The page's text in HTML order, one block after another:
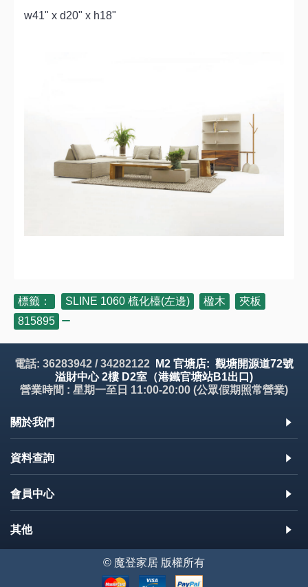
w41" x d20" x h18"
標籤： SLINE 1060 梳化檯(左邊) 楹木 夾板
815895
電話: 36283942 / 34282122
M2 官塘店: 觀塘開源道72號
溢財中心 2樓 D2室（港鐵官塘站B1出口)
營業時間 : 星期一至日 11:00-20:00 (公眾假期照常營業)
關於我們
資料查詢
會員中心
其他
© 魔登家居 版權所有